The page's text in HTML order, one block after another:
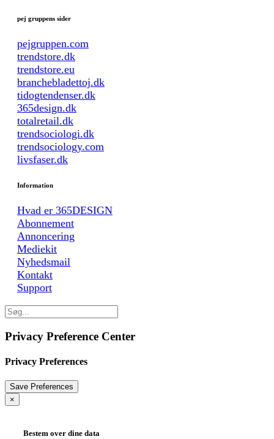
pej gruppens sider
pejgruppen.com
trendstore.dk
trendstore.eu
branchebladettoj.dk
tidogtendenser.dk
365design.dk
totalretail.dk
trendsociologi.dk
trendsociology.com
livsfaser.dk
Information
Hvad er 365DESIGN
Abonnement
Annoncering
Mediekit
Nyhedsmail
Kontakt
Support
Privacy Preference Center
Privacy Preferences
×
Bestem over dine data